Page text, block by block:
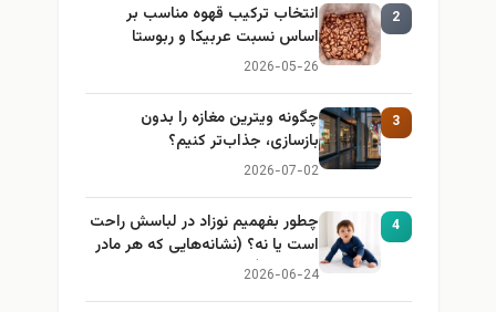
2
انتخاب ترکیب قهوه مناسب بر
اساس نسبت عربیکا و ربوستا
2026-05-26
3
چگونه ویترین مغازه را بدون
بازسازی، جذاب‌تر کنیم؟
2026-07-02
4
چطور بفهمیم نوزاد در لباسش راحت
است یا نه؟ (نشانه‌هایی که هر مادر
باید بداند)
2026-06-24